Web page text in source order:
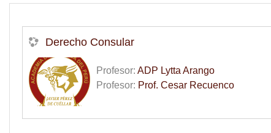
Derecho Consular
Profesor: ADP Lytta Arango
Profesor: Prof. Cesar Recuenco